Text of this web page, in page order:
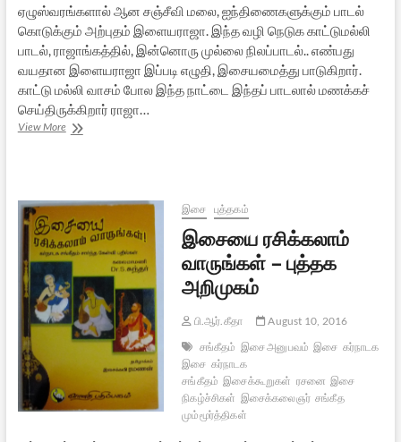
ஏழுஸ்வரங்களால் ஆன சஞ்சீவி மலை, ஐந்திணைகளுக்கும் பாடல்
கொடுக்கும் அற்புதம் இளையராஜா. இந்த வழி நெடுக காட்டுமல்லி
பாடல், ராஜாங்கத்தில், இன்னொரு முல்லை நிலப்பாடல்.. எண்பது
வயதான இளையராஜா இப்படி எழுதி, இசையமைத்து பாடுகிறார்.
காட்டு மல்லி வாசம் போல இந்த நாட்டை இந்தப் பாடலால் மணக்கச்
செய்திருக்கிறார் ராஜா…
View Moreவழிநெடுக
இசை புத்தகம்
இசையை ரசிக்கலாம்
வாருங்கள் – புத்தக
அறிமுகம்
பி.ஆர்.கீதா
August 10, 2016
சங்கீதம் இசை அனுபவம் இசை கர்நாடக
இசை கர்நாடக
சங்கீதம் இசைக்கூறுகள் ரசனை இசை
நிகழ்ச்சிகள் இசைக்கலைஞர் சங்கீத
மும்மூர்த்திகள்